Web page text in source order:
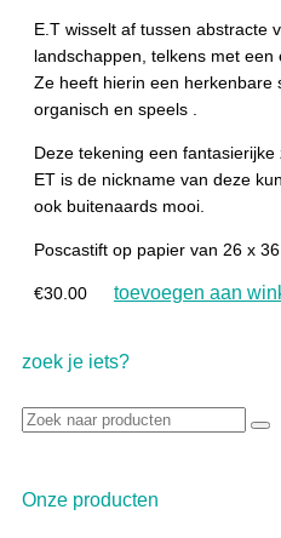
E.T wisselt af tussen abstracte
landschappen, telkens met een
Ze heeft hierin een herkenbare
organisch en speels .
Deze tekening een
ET is de nickname van deze
ook buitenaards mooi.
Poscastift op papier van 26 x
€30.00 toevoegen aan
zoek je iets?
Zoek
Onze producten